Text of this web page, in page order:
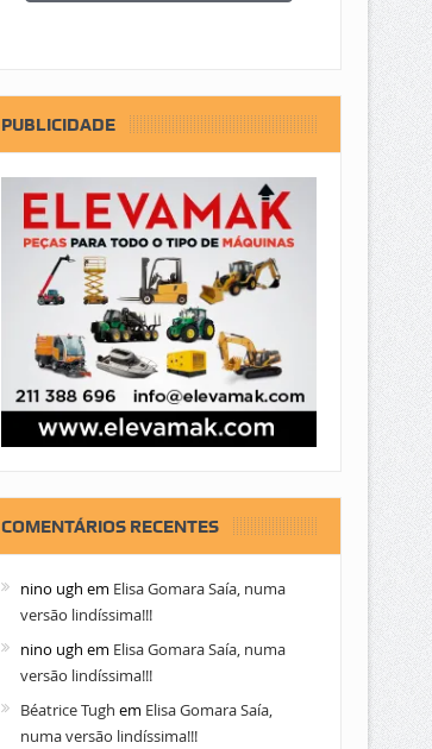
PUBLICIDADE
COMENTÁRIOS RECENTES
nino ugh em Elisa Gomara Saía, numa
versão lindíssima!!!
nino ugh em Elisa Gomara Saía, numa
versão lindíssima!!!
Béatrice Tugh em Elisa Gomara Saía,
numa versão lindíssima!!!